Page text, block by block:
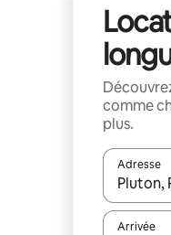
comme
plus.
Adresse
Lorsque
Arrivée